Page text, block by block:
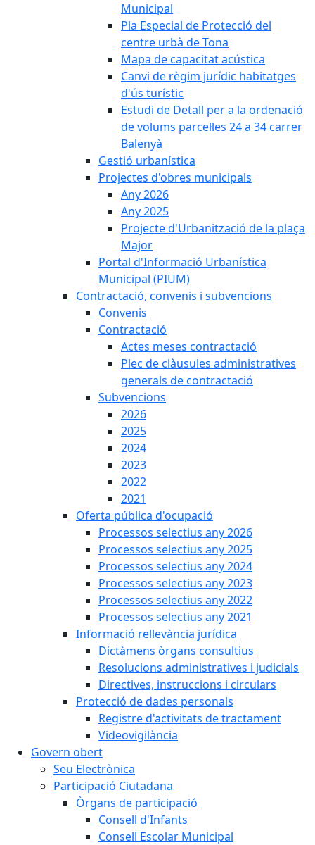
Municipal
Pla Especial de Protecció del
centre urbà de Tona
Mapa de capacitat acústica
Canvi de règim jurídic habitatges
d'ús turístic
Estudi de Detall per a la ordenació
de volums parcel·les 24 a 34 carrer
Balenyà
Gestió urbanística
Projectes d'obres municipals
Any 2026
Any 2025
Projecte d'Urbanització de la plaça
Major
Portal d'Informació Urbanística
Municipal (PIUM)
Contractació, convenis i subvencions
Convenis
Contractació
Actes meses contractació
Plec de clàusules administratives
generals de contractació
Subvencions
2026
2025
2024
2023
2022
2021
Oferta pública d'ocupació
Processos selectius any 2026
Processos selectius any 2025
Processos selectius any 2024
Processos selectius any 2023
Processos selectius any 2022
Processos selectius any 2021
Informació rellevància jurídica
Dictàmens òrgans consultius
Resolucions administratives i judicials
Directives, instruccions i circulars
Protecció de dades personals
Registre d'activitats de tractament
Videovigilància
Govern obert
Seu Electrònica
Participació Ciutadana
Òrgans de participació
Consell d'Infants
Consell Escolar Municipal